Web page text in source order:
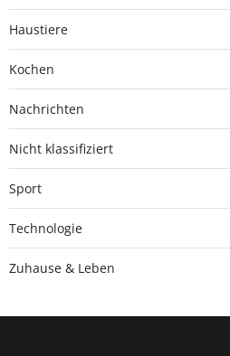
Haustiere
Kochen
Nachrichten
Nicht klassifiziert
Sport
Technologie
Zuhause & Leben